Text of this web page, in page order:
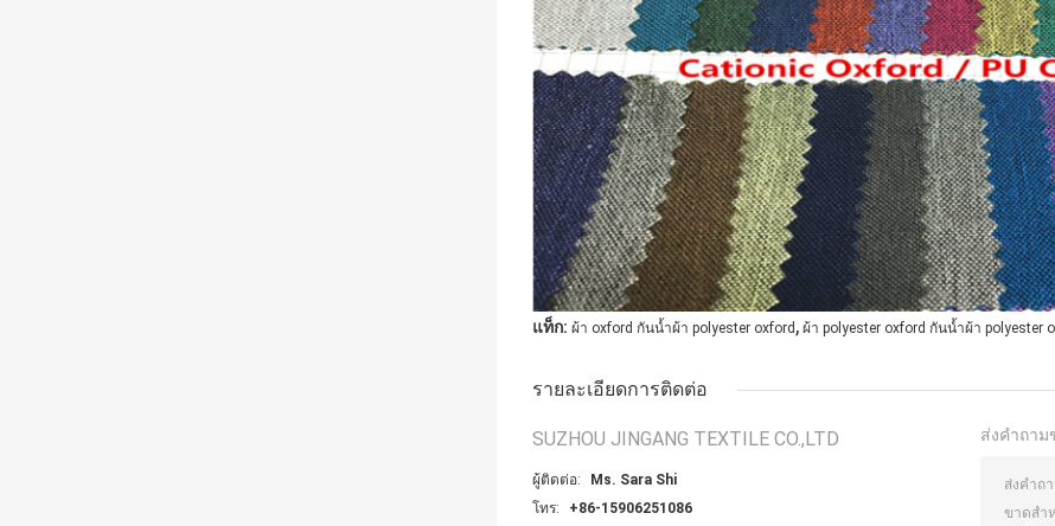
แท็ก: ผ้า oxford กันน้ำผ้า polyester oxford , ผ้า polyester oxford กันน้ำผ้า polyester
รายละเอียดการติดต่อ
SUZHOU JINGANG TEXTILE CO.,LTD
ผู้ติดต่อ:
Ms. Sara Shi
โทร:
+86-15906251086
ส่งคำถาม